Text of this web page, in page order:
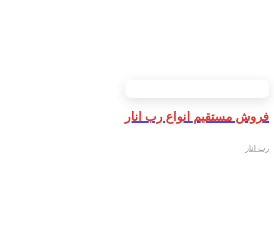
فروش مستقیم انواع رب انار
رب انار